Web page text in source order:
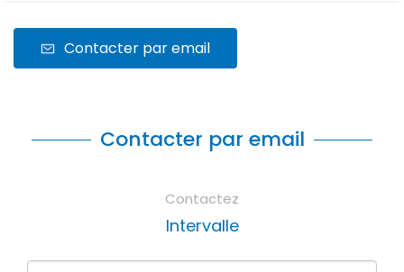
Contacter par email
Contacter par email
Contactez
Intervalle